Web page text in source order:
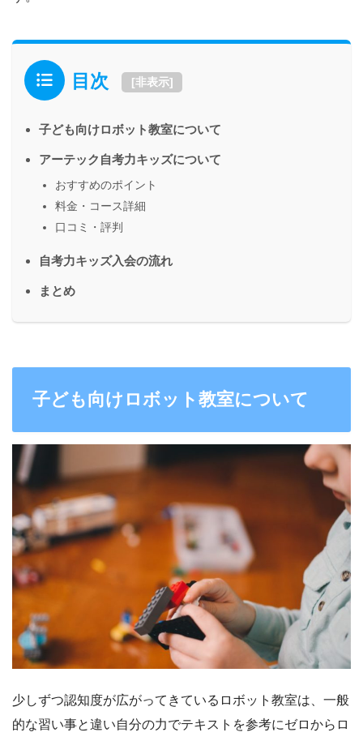
目次 [非表示]
子ども向けロボット教室について
アーテック自考力キッズについて
おすすめのポイント
料金・コース詳細
口コミ・評判
自考力キッズ入会の流れ
まとめ
子ども向けロボット教室について
少しずつ認知度が広がってきているロボット教室は、一般
的な習い事と違い自分の力でテキストを参考にゼロからロ